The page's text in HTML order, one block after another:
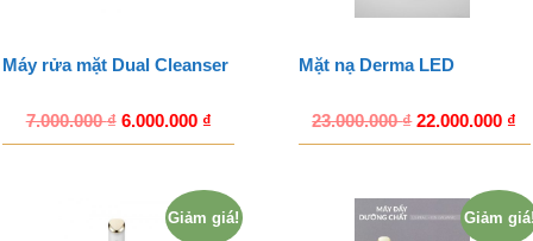
Máy rửa mặt Dual Cleanser
7.000.000₫ 6.000.000 ₫
Mặt nạ Derma LED
23.000.000₫ 22.000.000 ₫
Giảm giá! Giảm